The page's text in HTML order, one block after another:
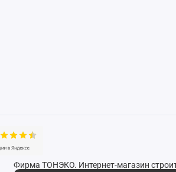
Фирма ТОНЭКО. Интернет-магазин